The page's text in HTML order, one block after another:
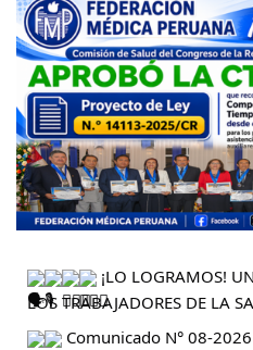
¡LO LOGRAMOS!
LOS TRABAJADORES DE LA
Comunicado N° 08-2026